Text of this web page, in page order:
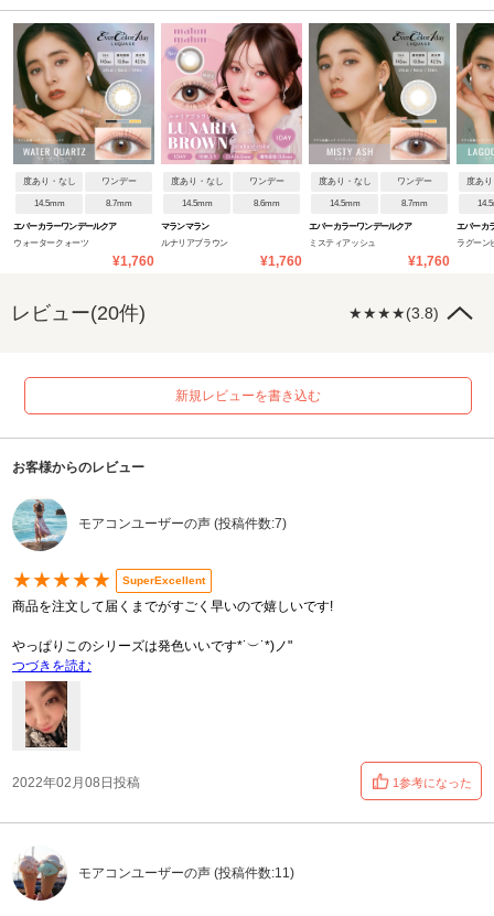
度あり・なし ワンデー
14.5mm 8.7mm
エバーカラーワンデールクア
ウォータークォーツ
¥1,760
度あり・なし ワンデー
14.5mm 8.6mm
マランマラン
ルナリアブラウン
¥1,760
度あり・なし ワンデー
14.5mm 8.7mm
エバーカラーワンデールクア
ミスティアッシュ
¥1,760
度あ
エバーカ
ラグーン
レビュー(20件) ★★★★(3.8)
新規レビューを書き込む
お客様からのレビュー
モアコンユーザーの声 (投稿件数:7)
★★★★★ SuperExcellent
商品を注文して届くまでがすごく早いので嬉しいです!
やっぱりこのシリーズは発色いいです*˙︶˙*)ノ"
つづきを読む
2022年02月08日投稿 1参考になった
モアコンユーザーの声 (投稿件数:11)